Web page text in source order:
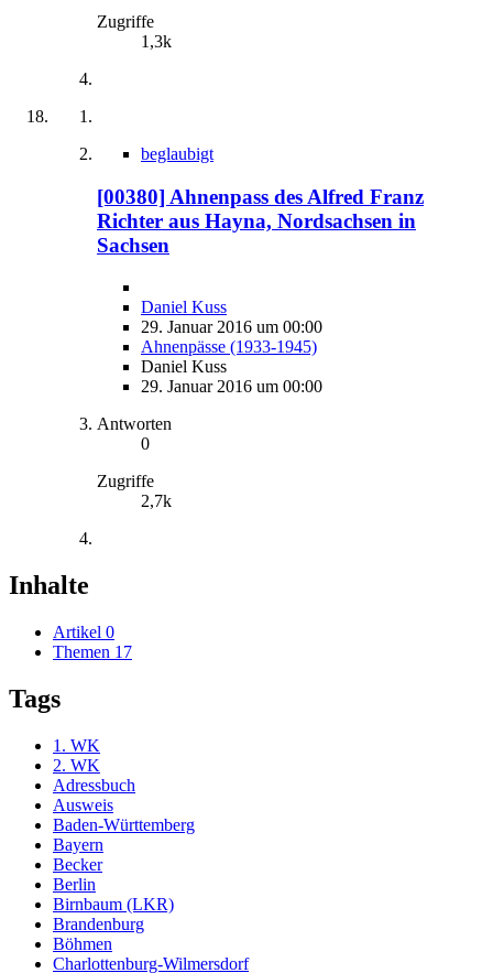
Zugriffe
1,3k
beglaubigt
[00380] Ahnenpass des Alfred Franz
Richter aus Hayna, Nordsachsen in
Sachsen
Daniel Kuss
29. Januar 2016 um 00:00
Ahnenpässe (1933-1945)
Daniel Kuss
29. Januar 2016 um 00:00
Antworten
0
Zugriffe
2,7k
Inhalte
Artikel 0
Themen 17
Tags
1. WK
2. WK
Adressbuch
Ausweis
Baden-Württemberg
Bayern
Becker
Berlin
Birnbaum (LKR)
Brandenburg
Böhmen
Charlottenburg-Wilmersdorf